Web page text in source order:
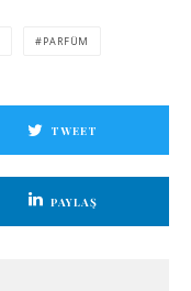
PARFÜM
TWEET
PAYLAŞ